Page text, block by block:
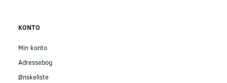
KONTO
Min konto
Adressebog
Ønskeliste